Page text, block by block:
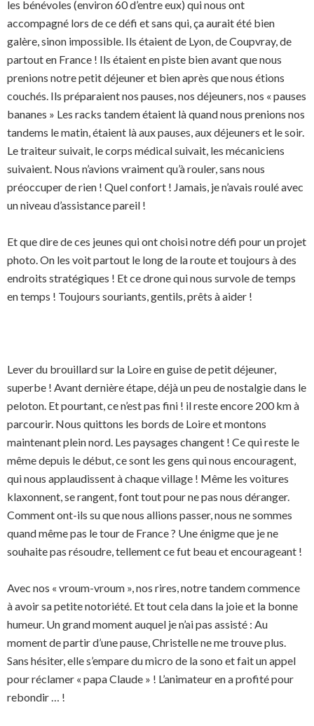
les bénévoles (environ 60 d’entre eux) qui nous ont
accompagné lors de ce défi et sans qui, ça aurait été bien
galère, sinon impossible. Ils étaient de Lyon, de Coupvray, de
partout en France ! Ils étaient en piste bien avant que nous
prenions notre petit déjeuner et bien après que nous étions
couchés. Ils préparaient nos pauses, nos déjeuners, nos « pauses
bananes » Les racks tandem étaient là quand nous prenions nos
tandems le matin, étaient là aux pauses, aux déjeuners et le soir.
Le traiteur suivait, le corps médical suivait, les mécaniciens
suivaient. Nous n’avions vraiment qu’à rouler, sans nous
préoccuper de rien ! Quel confort ! Jamais, je n’avais roulé avec
un niveau d’assistance pareil !
Et que dire de ces jeunes qui ont choisi notre défi pour un projet
photo. On les voit partout le long de la route et toujours à des
endroits stratégiques ! Et ce drone qui nous survole de temps
en temps ! Toujours souriants, gentils, prêts à aider !
Lever du brouillard sur la Loire en guise de petit déjeuner,
superbe ! Avant dernière étape, déjà un peu de nostalgie dans le
peloton. Et pourtant, ce n’est pas fini ! il reste encore 200 km à
parcourir. Nous quittons les bords de Loire et montons
maintenant plein nord. Les paysages changent ! Ce qui reste le
même depuis le début, ce sont les gens qui nous encouragent,
qui nous applaudissent à chaque village ! Même les voitures
klaxonnent, se rangent, font tout pour ne pas nous déranger.
Comment ont-ils su que nous allions passer, nous ne sommes
quand même pas le tour de France ? Une énigme que je ne
souhaite pas résoudre, tellement ce fut beau et encourageant !
Avec nos « vroum-vroum », nos rires, notre tandem commence
à avoir sa petite notoriété. Et tout cela dans la joie et la bonne
humeur. Un grand moment auquel je n’ai pas assisté : Au
moment de partir d’une pause, Christelle ne me trouve plus.
Sans hésiter, elle s’empare du micro de la sono et fait un appel
pour réclamer « papa Claude » ! L’animateur en a profité pour
rebondir … !